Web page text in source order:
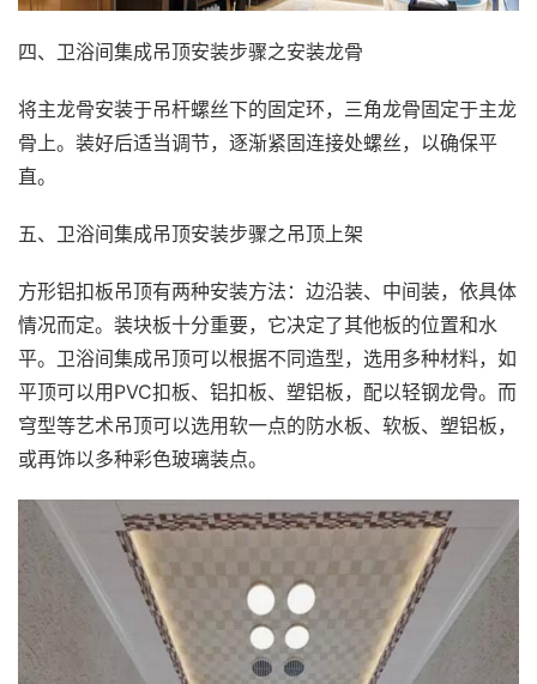
四、卫浴间集成吊顶安装步骤之安装龙骨
将主龙骨安装于吊杆螺丝下的固定环，三角龙骨固定于主龙
骨上。装好后适当调节，逐渐紧固连接处螺丝，以确保平
直。
五、卫浴间集成吊顶安装步骤之吊顶上架
方形铝扣板吊顶有两种安装方法：边沿装、中间装，依具体
情况而定。装块板十分重要，它决定了其他板的位置和水
平。卫浴间集成吊顶可以根据不同造型，选用多种材料，如
平顶可以用PVC扣板、铝扣板、塑铝板，配以轻钢龙骨。而
穹型等艺术吊顶可以选用软一点的防水板、软板、塑铝板，
或再饰以多种彩色玻璃装点。